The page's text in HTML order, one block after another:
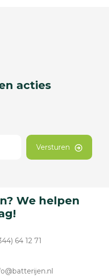
acties
Versturen
We helpen
64 12 71